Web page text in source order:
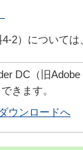
2）については
DC（旧Adobe
きます。
ウンロードへ